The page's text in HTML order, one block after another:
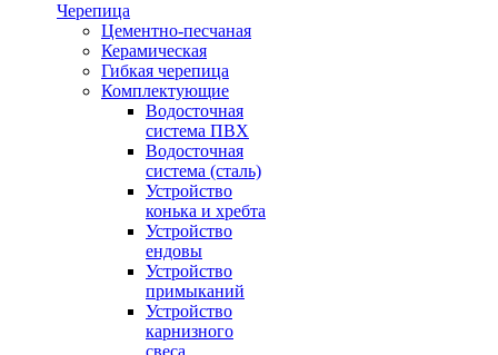
Черепица
Цементно-песчаная
Керамическая
Гибкая черепица
Комплектующие
Водосточная
система ПВХ
Водосточная
система (сталь)
Устройство
конька и хребта
Устройство
ендовы
Устройство
примыканий
Устройство
карнизного
свеса